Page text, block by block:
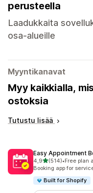
perusteella
Laadukkaita
osa-alueille
Myyntikanavat
Myy kaikkialla,
ostoksia
Tutustu lisää
Easy Appointment
4,9/ 5 tähteä
(514)
514 arvostelua
•Free plan
Booking app for
Built for Shopify